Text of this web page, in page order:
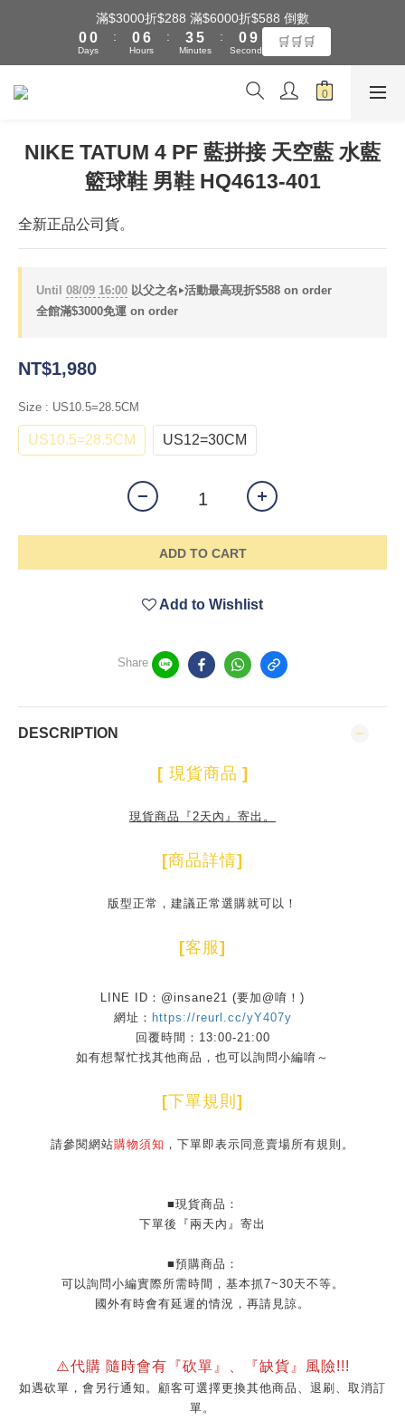
全館滿$3000享『超商』免運費
滿$3000折$288 滿$6000折$588 倒數
0
1
0
Days
:
1
0
7
6
5
0
Hours
:
4
3
2
6
5
4
Minutes
:
1
09
8
6
3
2
Seconds
🛒🛒🛒
全館滿$3000享『超商』免運費
NIKE TATUM 4 PF 藍拼接 天空藍 水藍
籃球鞋 男鞋 HQ4613-401
全新正品公司貨。
Until 08/09 16:00 以父之名‣活動最高現折$588 on order
全館滿$3000免運 on order
NT$1,980
Size : US10.5=28.5CM
US10.5=28.5CM US12=30CM
ADD TO CART
Add to Wishlist
Share
DESCRIPTION
[ 現貨商品 ]
現貨商品『2天內』寄出。
[商品詳情]
版型正常，建議正常選購就可以！
[客服]
LINE ID：@insane21 (要加@唷！)
網址： https://reurl.cc/yY407y
回覆時間：13:00-21:00
如有想幫忙找其他商品，也可以詢問小編唷～
[下單規則 ]
請參閱網站購物須知 ，下單即表示同意賣場所有規則。
■現貨商品：
下單後『兩天內』寄出
■預購商品：
可以詢問小編實際所需時間，基本抓7~30天不等。
國外有時會有延遲的情況，再請見諒。
⚠️代購 隨時會有『砍單』、『缺貨』風險!!!
如遇砍單，會另行通知。顧客可選擇更換其他商品、退刷、取消訂
單。